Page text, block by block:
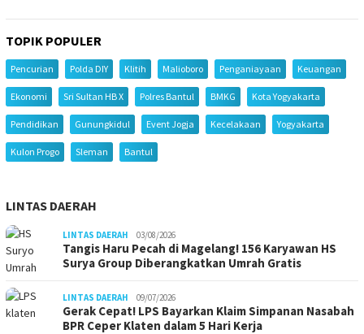
TOPIK POPULER
Pencurian Polda DIY Klitih Malioboro Penganiayaan Keuangan
Ekonomi Sri Sultan HB X Polres Bantul BMKG Kota Yogyakarta
Pendidikan Gunungkidul Event Jogja Kecelakaan Yogyakarta
Kulon Progo Sleman Bantul
LINTAS DAERAH
LINTAS DAERAH 03/08/2026
Tangis Haru Pecah di Magelang! 156 Karyawan HS
Surya Group Diberangkatkan Umrah Gratis
LINTAS DAERAH 09/07/2026
Gerak Cepat! LPS Bayarkan Klaim Simpanan Nasabah
BPR Ceper Klaten dalam 5 Hari Kerja